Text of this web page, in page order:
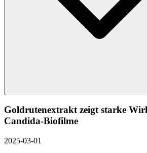
Goldrutenextrakt zeigt starke
Candida-Biofilme
2025-03-01